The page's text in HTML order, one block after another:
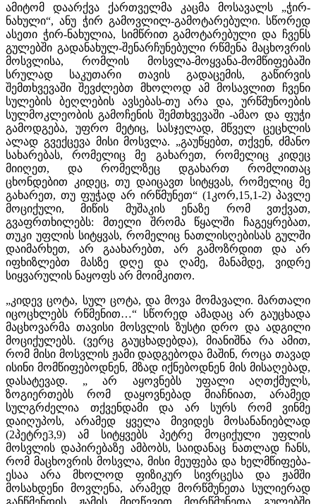
ამიტომ დაარქვა ქართველმა კაცმა მოსავალს „ჭირ-
ნახული“, ანუ ჭირ გამოვლილ-გამოტარებული. სწორედ
ასეთი ჭირ-ნახულია, სიმწრით გამოტარებული და ჩვენს
გულებში გადანახულ-შენარჩუნებული რწმენა მაცხოვრის
მოსვლისა, რომლის მოსვლა-მოყვანა-მომწიფებაში
სრულად საკუთარი თავის გადაცემის, გაწირვის
შემთხვევაში შევძლებთ მხოლოდ ამ მოსავლით ჩვენი
სულების ბეღლების ავსებას-თუ არა და, ურწმუნოების
სულმოკლეობის გამოჩენის შემთხვევაში -ამაო და ფუჭი
გამოდგება, უფრო მეტიც, სასჯელად, მწველ ცეცხლის
ალად გვექცევა მისი მოსვლა. „გაუწყებთ, თქვენ, ძმანო
სახარებას, რომელიც მე გახარეთ, რომელიც კიდეც
მიიღეთ, და რომელზეც დგახართ რომლითაც
ცხონდებით კიდეც, თუ დაიცავთ სიტყვას, რომელიც მე
გახარეთ, თუ ფუჭად არ ირწმუნეთ“ (1კორ,15,1-2) პავლე
მოციქული, მიწის მუშაკის ენაზე რომ ვთქვათ,
გვაფრთხილებს: მთელი შრომა წყალში ჩაგეყრებათ,
თუკი უფლის სიტყვას, რომელიც ნათლისღებისას გულში
დაიმარხეთ, არ გაახარებთ, არ გამოზრდით და არ
იფხიზლებთ მასზე დღე და ღამე, მანამდე, ვიდრე
სიყვარულის ნაყოფს არ მოიმკითო.
„კიდევ ცოტა, სულ ცოტა, და მოვა მომავალი. მართალი
იცოცხლებს რწმენით…“ სწორედ ამადაც არ გაუცხადა
მაცხოვარმა თავისი მოსვლის ზუსტი დრო და ადგილი
მოციქულებს. (ვერც გაუცხადებდა), მიანიშნა რა ამით,
რომ მისი მოსვლის ჟამი დადგებოდა მაშინ, როცა თავად
ისინი მომწიფებოდნენ, მზად იქნებოდნენ მის მისაღებად,
დასატევად. „ არ აყოვნებს უფალი აღთქმულს,
ზოგიერთებს რომ დაყოვნებად მიაჩნიათ, არამედ
სულგრძელია თქვენდამი და არ სურს რომ ვინმე
დაიღუპოს, არამედ ყველა მივიდეს მოსანანიებლად
(2პეტრე3,9) ამ სიტყვებს პეტრე მოციქული უფლის
მოსვლის დაპირებაზე ამბობს, საიდანაც ნათლად ჩანს,
რომ მაცხოვრის მოსვლა, მისი მეუფება და ხელმწიფება-
ესაა არა მხოლოდ ფიზიკურ სივრცესა და ჟამში
მოსახდენი მოვლენა, არამედ მორწმუნეთა სულიერად
განწმენდის ჟამის მიღწევით მორწმუნეთა გულებში